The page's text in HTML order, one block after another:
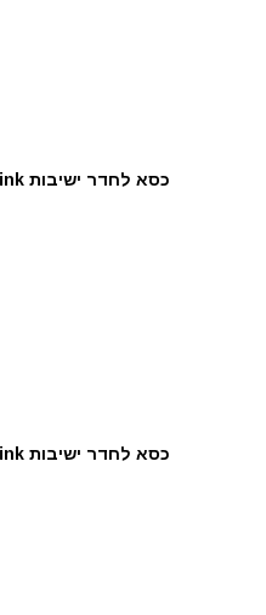
כסא לחדר ישיבות Link
כסא לחדר ישיבות Link